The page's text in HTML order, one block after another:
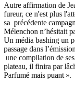
Autre affirmation de
fureur, ce n'est plus
sa précédente
Mélenchon n’hésitait
Un média bashing un
passage dans
une compilation de
plateau, il finira par
Parfumé mais puant ».